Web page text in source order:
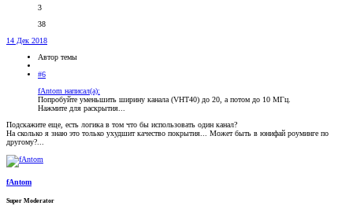
3
38
14 Дек 2018
Автор темы
#6
fAntom написал(а):
Попробуйте уменьшить ширину канала (VHT40) до 20, а потом до 10 МГц.
Нажмите для раскрытия...
Подскажите еще, есть логика в том что бы использовать один канал?
На сколько я знаю это только ухудшит качество покрытия... Может быть в юнифай роуминге по
другому?...
fAntom
Super Moderator